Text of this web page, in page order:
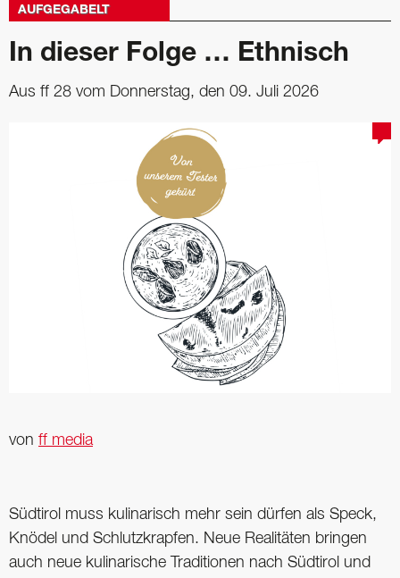
AUFGEGABELT
In dieser Folge … Ethnisch
Aus ff 28 vom Donnerstag, den 09. Juli 2026
von ff media
Südtirol muss kulinarisch mehr sein dürfen als Speck,
Knödel und Schlutzkrapfen. Neue Realitäten bringen
auch neue kulinarische Traditionen nach Südtirol und